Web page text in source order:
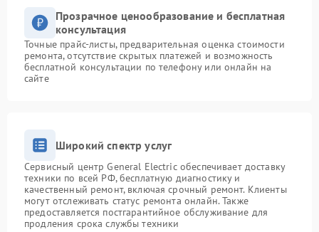
Прозрачное ценообразование и бесплатная
консультация
Точные прайс-листы, предварительная оценка стоимости
ремонта, отсутствие скрытых платежей и возможность
бесплатной консультации по телефону или онлайн на
сайте
Широкий спектр услуг
Сервисный центр General Electric обеспечивает доставку
техники по всей РФ, бесплатную диагностику и
качественный ремонт, включая срочный ремонт. Клиенты
могут отслеживать статус ремонта онлайн. Также
предоставляется постгарантийное обслуживание для
продления срока службы техники